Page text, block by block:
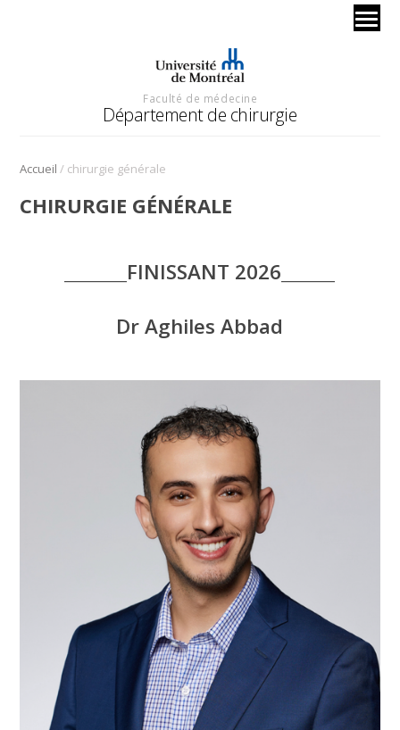
Faculté de médecine
Département de chirurgie
Accueil / chirurgie générale
CHIRURGIE GÉNÉRALE
_______FINISSANT 2026______
Dr Aghiles Abbad